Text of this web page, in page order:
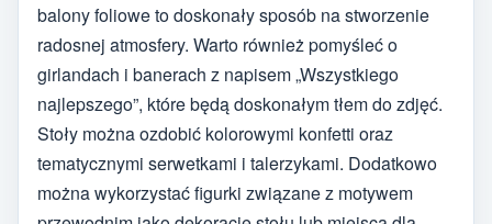
balony foliowe to doskonały sposób na stworzenie
radosnej atmosfery. Warto również pomyśleć o
girlandach i banerach z napisem „Wszystkiego
najlepszego”, które będą doskonałym tłem do zdjęć.
Stoły można ozdobić kolorowymi konfetti oraz
tematycznymi serwetkami i talerzykami. Dodatkowo
można wykorzystać figurki związane z motywem